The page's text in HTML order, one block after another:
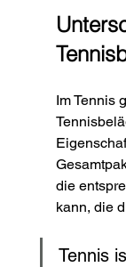
Im Tennis
die
kann, die
Tennis